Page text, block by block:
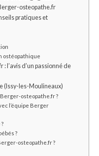
osteopathe.fr
pratiques et
ostéopathique
l’avis d’un passionné de
(Issy-les-Moulineaux)
osteopathe.fr ?
l’équipe Berger
?
osteopathe.fr ?